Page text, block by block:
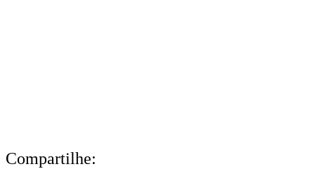
Compartilhe: